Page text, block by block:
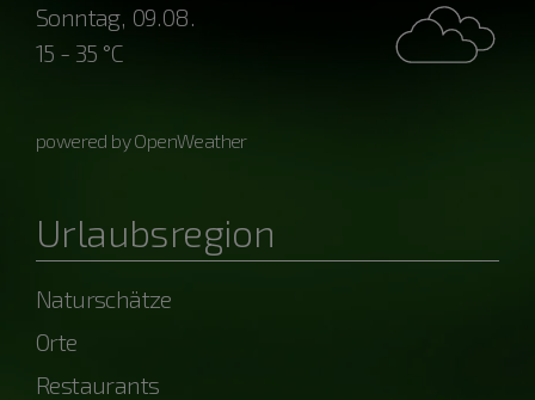
Sonntag, 09.08.
15 - 35 °C
powered by OpenWeather
Urlaubsregion
Naturschätze
Orte
Restaurants